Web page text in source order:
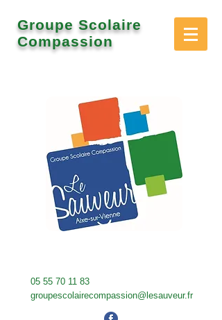
Groupe Scolaire
Compassion
05 55 70 11 83
groupescolairecompassion@lesauveur.fr